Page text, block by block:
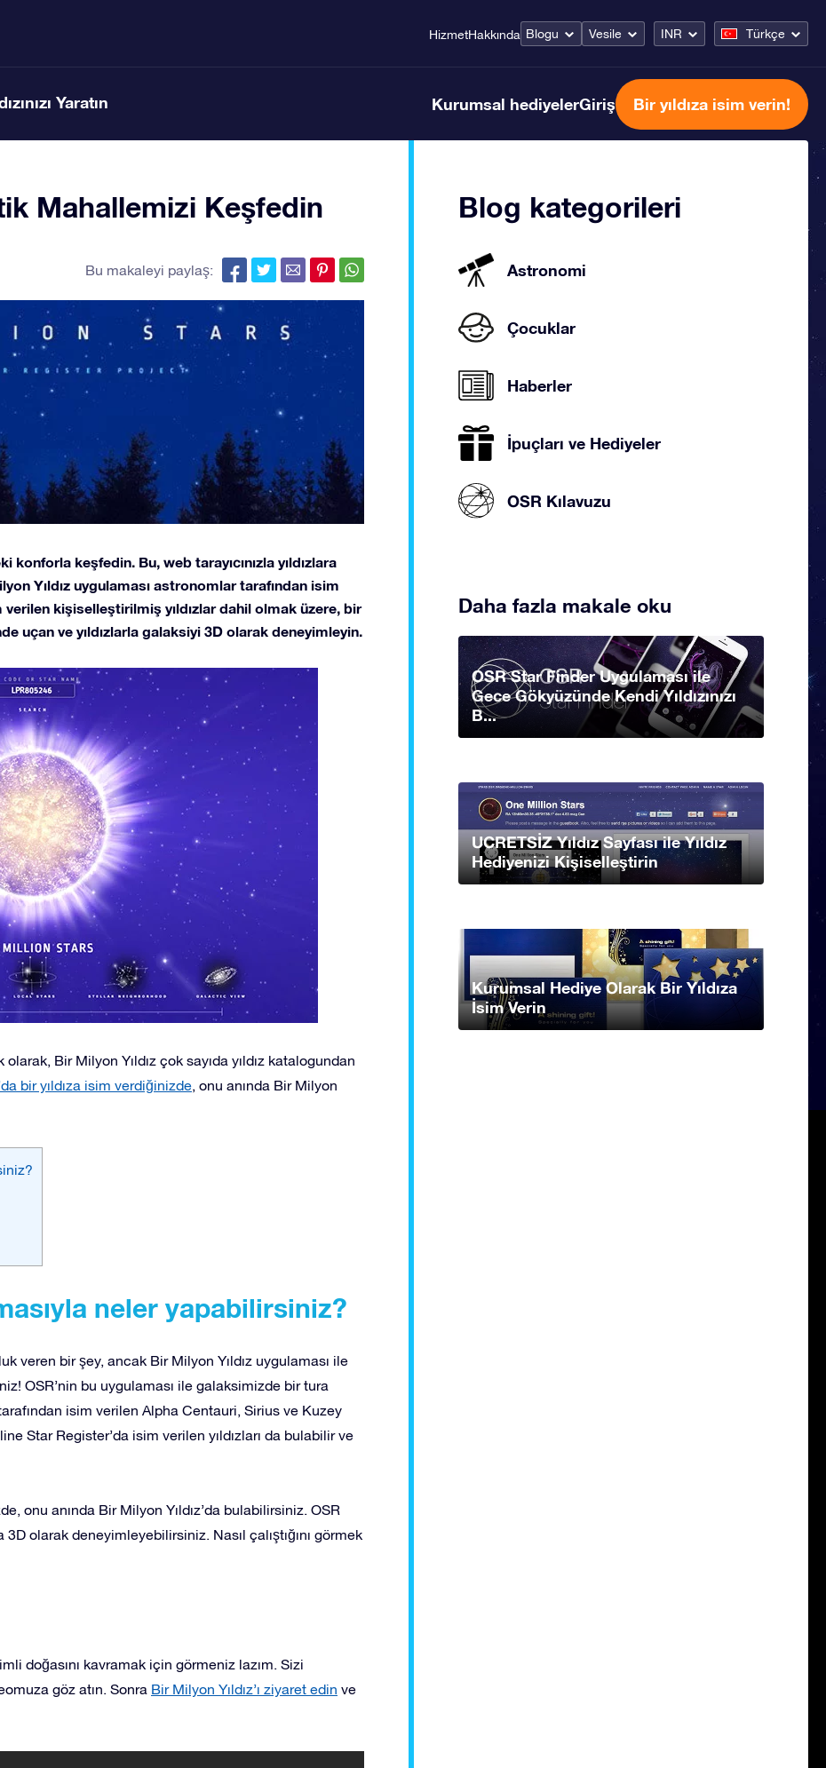
HizmetHakkında Blogu Vesile INR Türkçe
Yaratın Kurumsal hediyelerGiriş Bir yıldıza isim verin!
Mahallemizi Keşfedin
Bu makaleyi paylaş:
konforla keşfedin. Bu, web tarayıcınızla yıldızlara
Yıldız uygulaması astronomlar tarafından isim
kişiselleştirilmiş yıldızlar dahil olmak üzere, bir
uçan ve yıldızlarla galaksiyi 3D olarak deneyimleyin.
Bir Milyon Yıldız çok sayıda yıldız katalogundan
bir yıldıza isim verdiğinizde, onu anında Bir Milyon
neler yapabilirsiniz?
veren bir şey, ancak Bir Milyon Yıldız uygulaması ile
OSR’nin bu uygulaması ile galaksimizde bir tura
isim verilen Alpha Centauri, Sirius ve Kuzey
Star Register’da isim verilen yıldızları da bulabilir ve
onu anında Bir Milyon Yıldız’da bulabilirsiniz. OSR
olarak deneyimleyebilirsiniz. Nasıl çalıştığını görmek
doğasını kavramak için görmeniz lazım. Sizi
göz atın. Sonra Bir Milyon Yıldız’ı ziyaret edin ve
Blog kategorileri
Astronomi
Çocuklar
Haberler
İpuçları ve Hediyeler
OSR Kılavuzu
Daha fazla makale oku
OSR Star Finder Uygulaması ile
Gece Gökyüzünde Kendi Yıldızınızı
B...
UCRETSİZ Yıldız Sayfası ile Yıldız
Hediyenizi Kişiselleştirin
Kurumsal Hediye Olarak Bir Yıldıza
İsim Verin